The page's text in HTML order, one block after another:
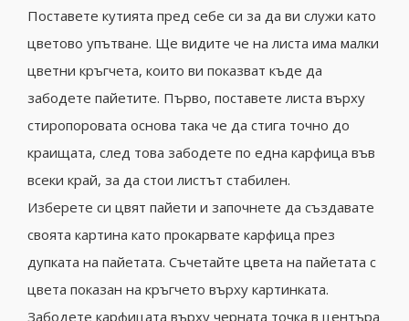
Поставете кутията пред себе си за да ви служи като
цветово упътване. Ще видите че на листа има малки
цветни кръгчета, които ви показват къде да
забодете пайетите. Първо, поставете листа върху
стиропоровата основа така че да стига точно до
краищата, след това забодете по една карфица във
всеки край, за да стои листът стабилен.
Изберете си цвят пайети и започнете да създавате
своята картина като прокарвате карфица през
дупката на пайетата. Съчетайте цвета на пайетата с
цвета показан на кръгчето върху картинката.
Забодете карфицата върху черната точка в центъра